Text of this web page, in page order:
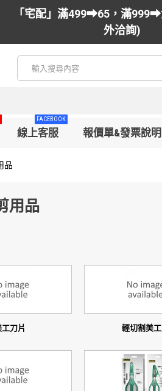
「宅配」滿499➡65，滿
外洽詢)
線上客服
FACEBOOK
報價單&發票說明
品
用品
工刀片 輕切割美